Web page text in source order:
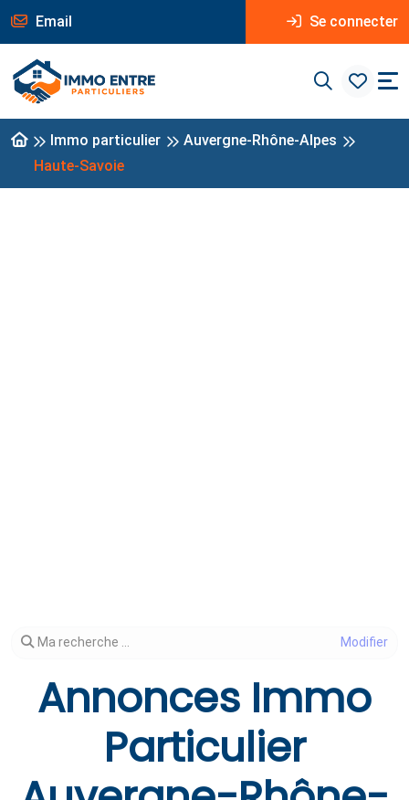
Email Se connecter
Immo particulier
Auvergne-Rhône-Alpes
Haute-Savoie
Modifier votre recherche
Ma recherche ...
Annonces Immo
Particulier